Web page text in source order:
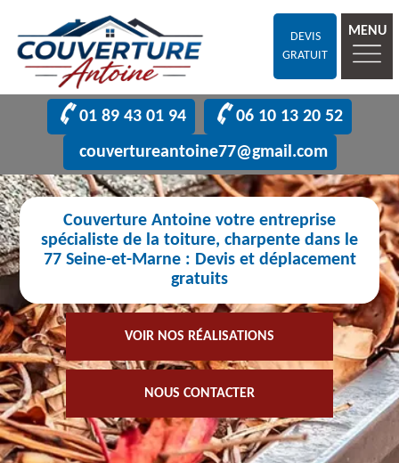
DEVIS
GRATUIT
MENU
01 89 43 01 94
06 10 13 20 52
couvertureantoine77@gmail.com
Couverture Antoine votre entreprise
spécialiste de la toiture, charpente dans le
77 Seine-et-Marne : Devis et déplacement
gratuits
VOIR NOS RÉALISATIONS
NOUS CONTACTER